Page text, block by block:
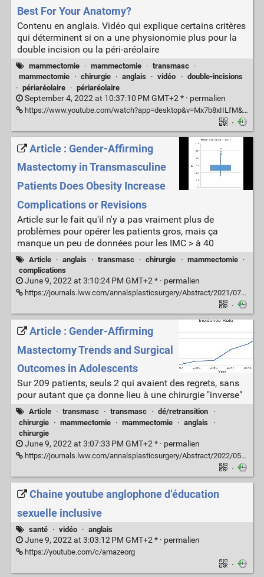
Best For Your Anatomy?
Contenu en anglais. Vidéo qui explique certains critères
qui déterminent si on a une physionomie plus pour la
double incision ou la péri-aréolaire
mammectomie · mammectomie · transmasc ·
mammectomie
· chirurgie · anglais · vidéo · double-incisions
· périaréolaire · périaréolaire
September 4, 2022 at 10:37:10 PM GMT+2 * · permalien
https://www.youtube.com/watch?app=desktop&v=Mx7b8xIILfM&feature=youtu.be
·
Article : Gender-Affirming
Mastectomy in Transmasculine
Patients Does Obesity Increase
Complications or Revisions
Article sur le fait qu'il n'y a pas vraiment plus de
problèmes pour opérer les patients gros, mais ça
manque un peu de données pour les IMC > à 40
Article · anglais · transmasc · chirurgie · mammectomie
·
complications
June 9, 2022 at 3:10:24 PM GMT+2 * · permalien
https://journals.lww.com/annalsplasticsurgery/Abstract/2021/07000/Gender_Affirming_Mastectomy_in_Transmasculine.5.aspx
·
Article : Gender-Affirming
Mastectomy Trends and Surgical
Outcomes in Adolescents
Sur 209 patients, seuls 2 qui avaient des regrets, sans
pour autant que ça donne lieu à une chirurgie "inverse"
Article · transmasc · transmasc · dé/retransition
·
chirurgie
· mammectomie · mammectomie · anglais
·
chirurgie
June 9, 2022 at 3:07:33 PM GMT+2 * · permalien
https://journals.lww.com/annalsplasticsurgery/Abstract/2022/05004/Gender_Affirming_Mastectomy_Trends_and_Surgical.4.aspx
·
Chaine youtube anglophone d’éducation
sexuelle inclusive
santé · vidéo · anglais
June 9, 2022 at 3:03:12 PM GMT+2 * · permalien
https://youtube.com/c/amazeorg
·